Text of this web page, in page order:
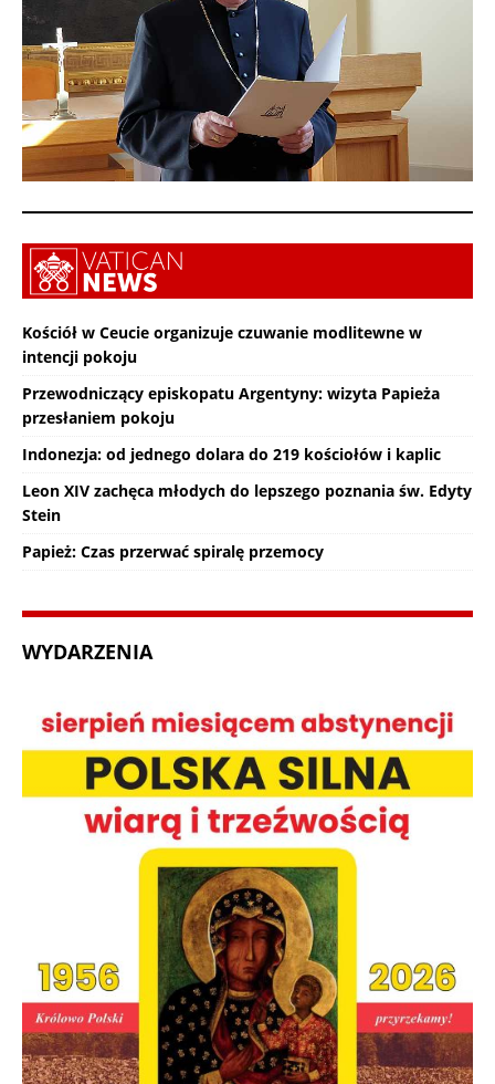
Kościół w Ceucie organizuje czuwanie modlitewne w
intencji pokoju
Przewodniczący episkopatu Argentyny: wizyta Papieża
przesłaniem pokoju
Indonezja: od jednego dolara do 219 kościołów i kaplic
Leon XIV zachęca młodych do lepszego poznania św. Edyty
Stein
Papież: Czas przerwać spiralę przemocy
WYDARZENIA